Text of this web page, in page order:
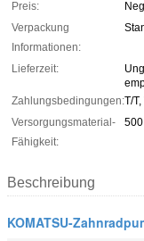
Preis:
Verpackung
Informationen:
Lieferzeit:
Zahlungsbedingungen:T/
Versorgungsmaterial-
Fähigkeit:
Beschreibung
KOMATSU-